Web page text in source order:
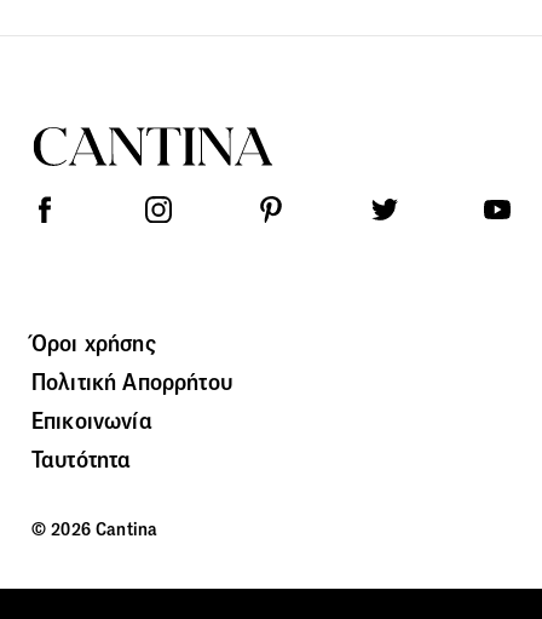
Όροι χρήσης
Πολιτική Απορρήτου
Επικοινωνία
Ταυτότητα
© 2026 Cantina